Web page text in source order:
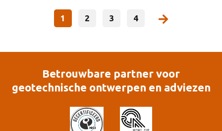
1 2 3 4
Betrouwbare partner voor
geotechnische ontwerpen en adviezen